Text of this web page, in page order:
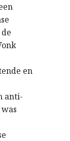
en
anti-